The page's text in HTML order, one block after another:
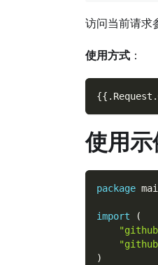
访问当前请求
使用方式 ：
{{ . Request .
使用示
package
import
(
)